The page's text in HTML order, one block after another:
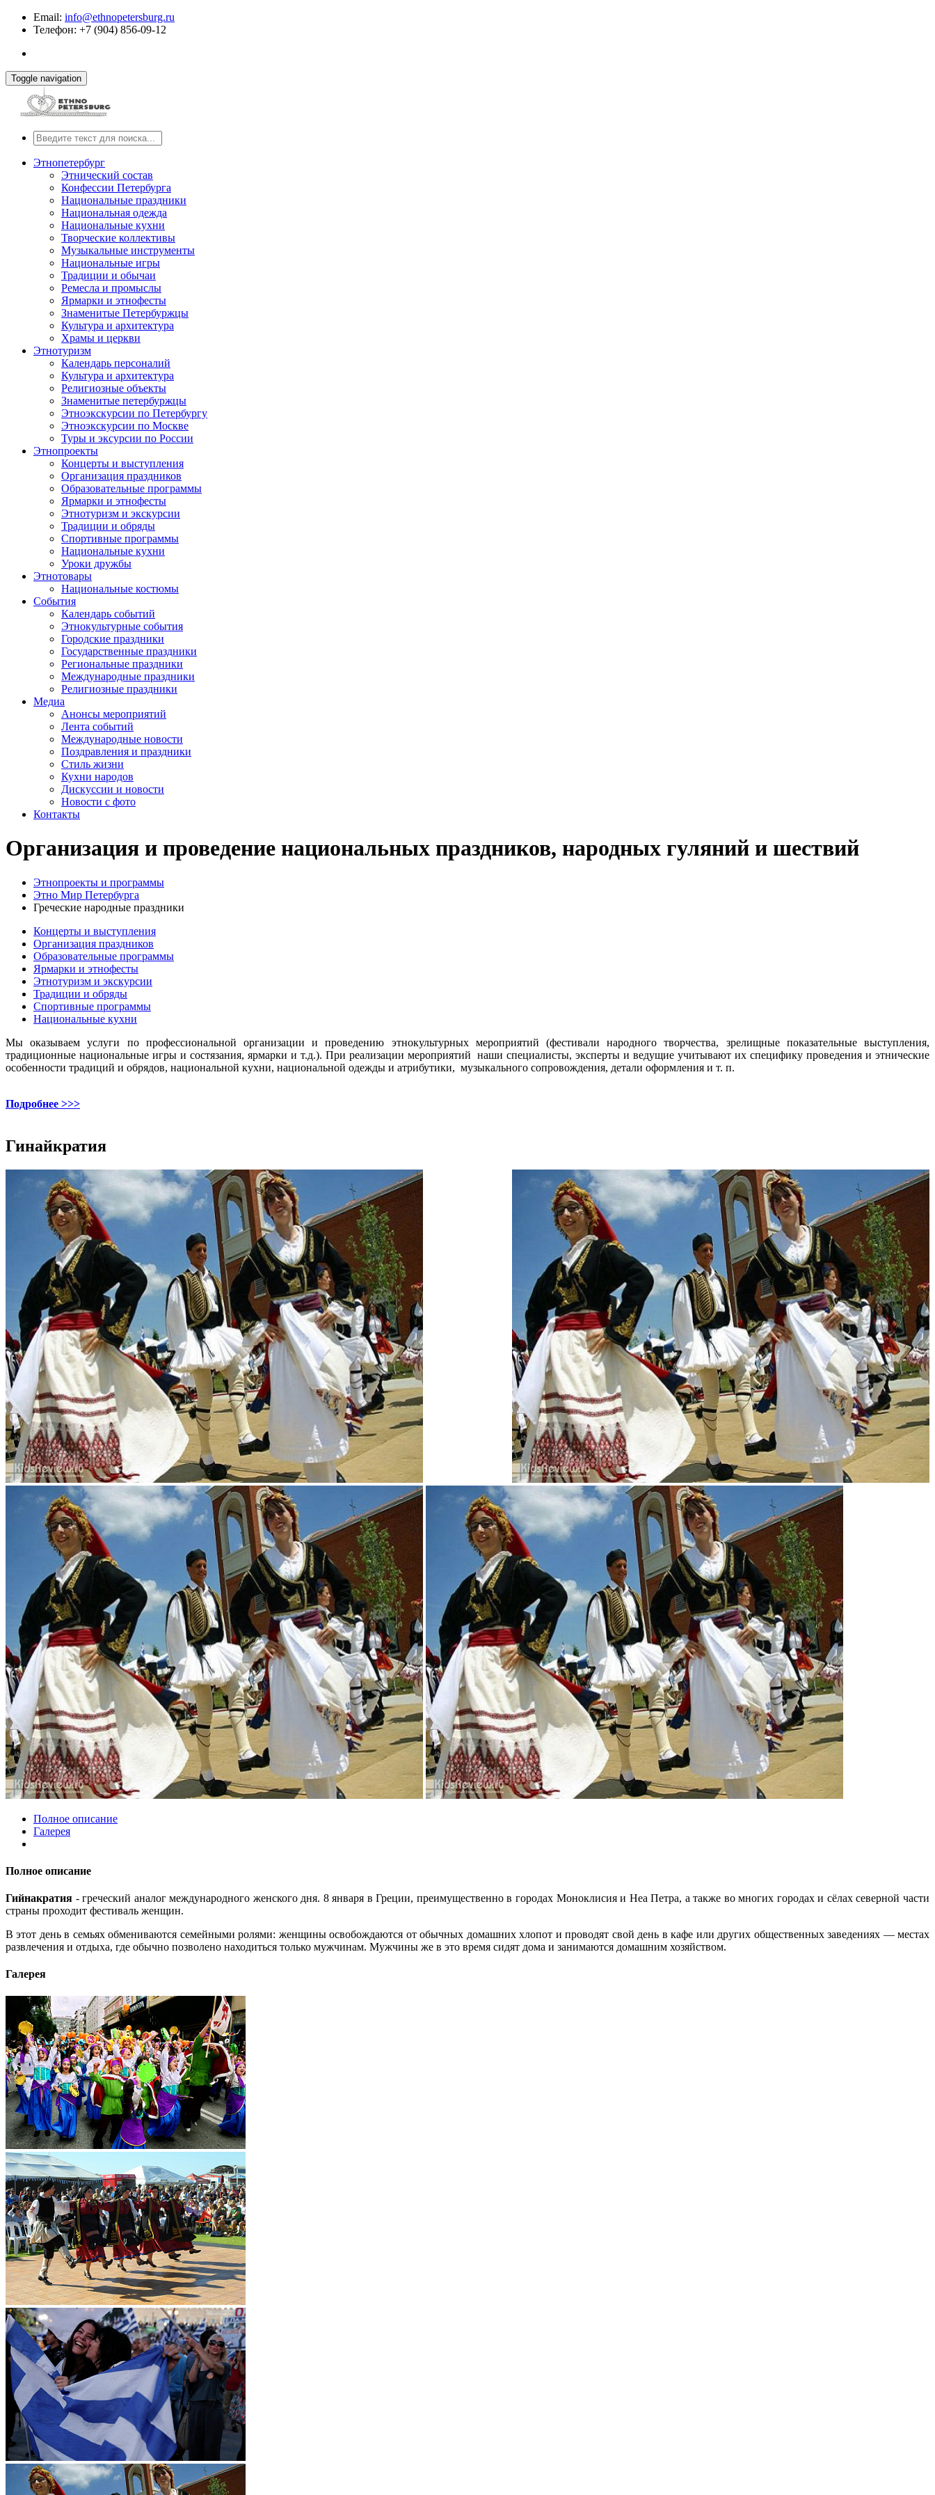
Email: info@ethnopetersburg.ru
Телефон: +7 (904) 856-09-12
Toggle navigation
Этнопетербург
Этнический состав
Конфессии Петербурга
Национальные праздники
Национальная одежда
Национальные кухни
Творческие коллективы
Музыкальные инструменты
Национальные игры
Традиции и обычаи
Ремесла и промыслы
Ярмарки и этнофесты
Знаменитые Петербуржцы
Культура и архитектура
Храмы и церкви
Этнотуризм
Календарь персоналий
Культура и архитектура
Религиозные объекты
Знаменитые петербуржцы
Этноэкскурсии по Петербургу
Этноэкскурсии по Москве
Туры и эксурсии по России
Этнопроекты
Концерты и выступления
Организация праздников
Образовательные программы
Ярмарки и этнофесты
Этнотуризм и экскурсии
Традиции и обряды
Спортивные программы
Национальные кухни
Уроки дружбы
Этнотовары
Национальные костюмы
События
Календарь событий
Этнокультурные события
Городские праздники
Государственные праздники
Региональные праздники
Международные праздники
Религиозные праздники
Медиа
Анонсы мероприятий
Лента событий
Международные новости
Поздравления и праздники
Cтиль жизни
Кухни народов
Дискуссии и новости
Новости с фото
Контакты
Организация и проведение национальных праздников, народных гуляний и шествий
Этнопроекты и программы
Этно Мир Петербурга
Греческие народные праздники
Концерты и выступления
Организация праздников
Образовательные программы
Ярмарки и этнофесты
Этнотуризм и экскурсии
Традиции и обряды
Спортивные программы
Национальные кухни
Мы оказываем услуги по профессиональной организации и проведению этнокультурных мероприятий (фестивали народного творчества, зрелищные показательные выступления,
традиционные национальные игры и состязания, ярмарки и т.д.). При реализации мероприятий наши специалисты, эксперты и ведущие учитывают их специфику проведения и этнические
особенности традиций и обрядов, национальной кухни, национальной одежды и атрибутики, музыкального сопровождения, детали оформления и т. п.
Подробнее >>>
Гинайкратия
Полное описание
Галерея
Полное описание
Гийнакратия - греческий аналог международного женского дня. 8 января в Греции, преимущественно в городах Моноклисия и Неа Петра, а также во многих городах и сёлах северной части
страны проходит фестиваль женщин.
В этот день в семьях обмениваются семейными ролями: женщины освобождаются от обычных домашних хлопот и проводят свой день в кафе или других общественных заведениях — местах
развлечения и отдыха, где обычно позволено находиться только мужчинам. Мужчины же в это время сидят дома и занимаются домашним хозяйством.
Галерея